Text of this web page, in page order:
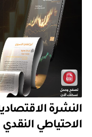
الاحتياطي النقدي